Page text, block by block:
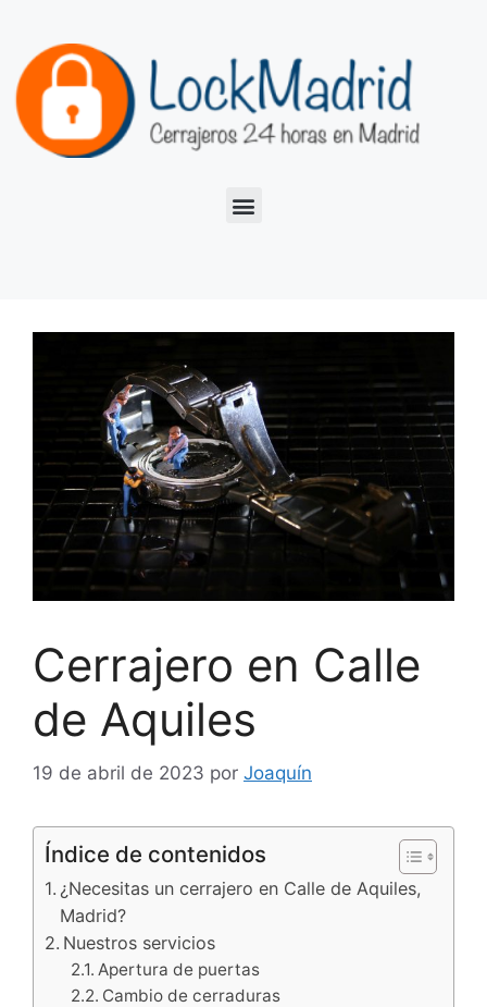
Cerrajero en Calle
de Aquiles
19 de abril de 2023 por Joaquín
Índice de contenidos
¿Necesitas un cerrajero en Calle de Aquiles,
Madrid?
Nuestros servicios
Apertura de puertas
Cambio de cerraduras